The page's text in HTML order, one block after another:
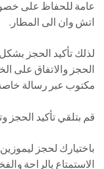
عامة للحفاظ على
اتش وان الى المطار.
لذلك تأكيد الحجز
الحجز والاتفاق على
مكتوب عبر رسالة
قم بتلقي تأكيد
باختيارك لحجز
الاستمتاع بالراحة